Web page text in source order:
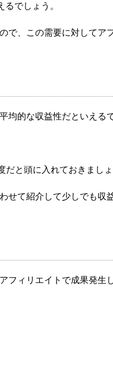
でしょう。
で、この需要に対してア
的な収益性だといえるで
と頭に入れておきましょ
せて紹介して少しでも収
ィリエイトで成果発生し